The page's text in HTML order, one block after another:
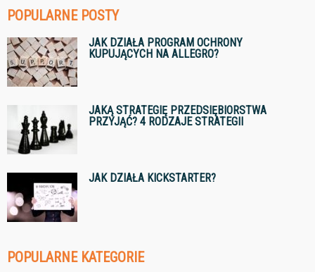
POPULARNE POSTY
JAK DZIAŁA PROGRAM OCHRONY
KUPUJĄCYCH NA ALLEGRO?
JAKĄ STRATEGIĘ PRZEDSIĘBIORSTWA
PRZYJĄĆ? 4 RODZAJE STRATEGII
JAK DZIAŁA KICKSTARTER?
POPULARNE KATEGORIE